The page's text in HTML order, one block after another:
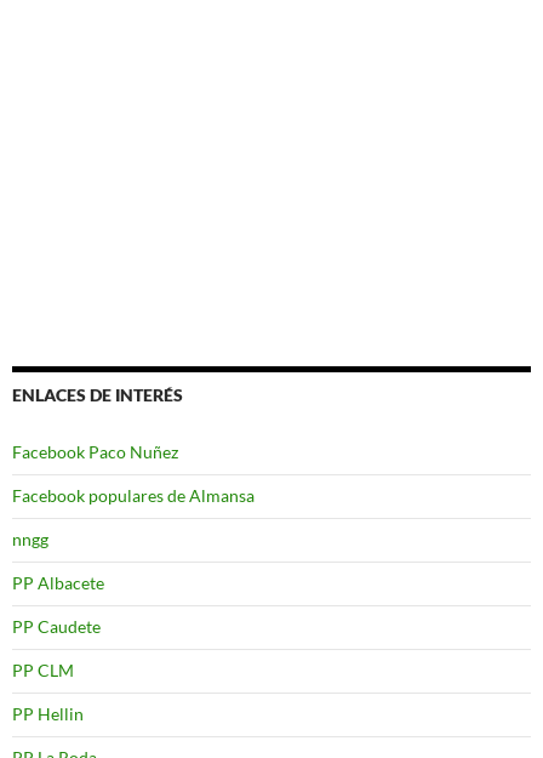
ENLACES DE INTERÉS
Facebook Paco Nuñez
Facebook populares de Almansa
nngg
PP Albacete
PP Caudete
PP CLM
PP Hellin